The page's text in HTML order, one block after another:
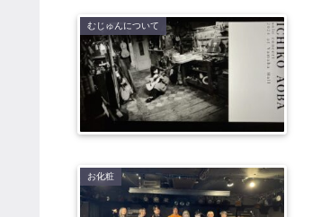
むじゅんについて
お化粧